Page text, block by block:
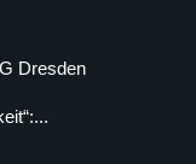
Dresden